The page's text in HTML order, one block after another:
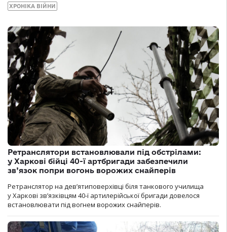
ХРОНІКА ВІЙНИ
Ретранслятори встановлювали під обстрілами:
у Харкові бійці 40-ї артбригади забезпечили
зв’язок попри вогонь ворожих снайперів
Ретранслятор на дев’ятиповерхівці біля танкового училища
у Харкові зв’язківцям 40-ї артилерійської бригади довелося
встановлювати під вогнем ворожих снайперів.